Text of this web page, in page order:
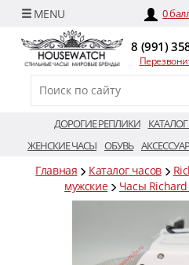
0
8 (991)
ДОРОГИЕ РЕПЛИКИ
ЖЕНСКИЕ ЧАСЫ ОБУВЬ
Главная Каталог часов
мужские
Часы